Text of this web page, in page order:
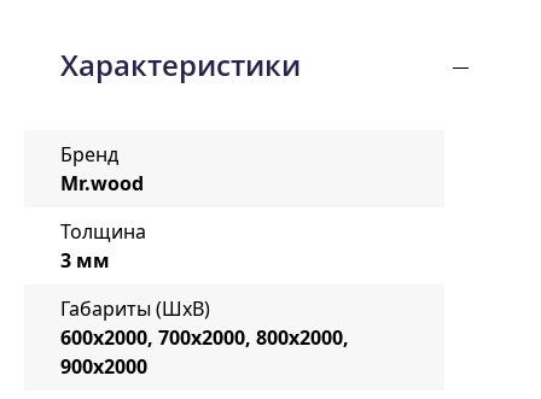
Характеристики
Бренд
Mr.wood
Толщина
3 мм
Габариты (ШxВ)
600x2000, 700x2000, 800x2000,
900x2000